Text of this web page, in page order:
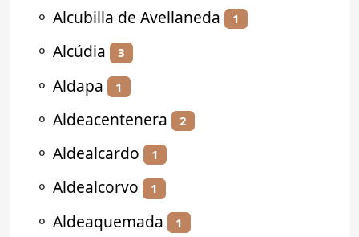
⚬ Alcubilla de Avellaneda 1
⚬ Alcúdia 3
⚬ Aldapa 1
⚬ Aldeacentenera 2
⚬ Aldealcardo 1
⚬ Aldealcorvo 1
⚬ Aldeaquemada 1